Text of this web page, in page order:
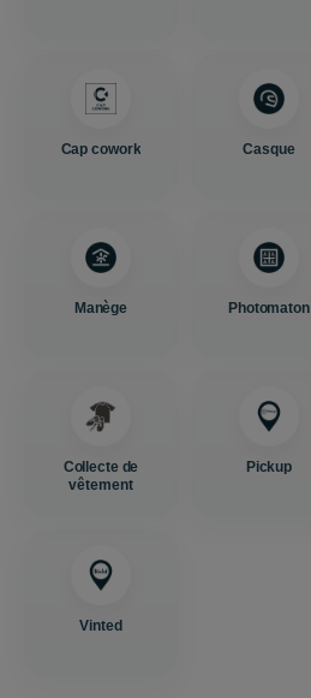
Cap cowork Casque
Manège Photomaton
Collecte de
vêtement
Pickup
Vinted